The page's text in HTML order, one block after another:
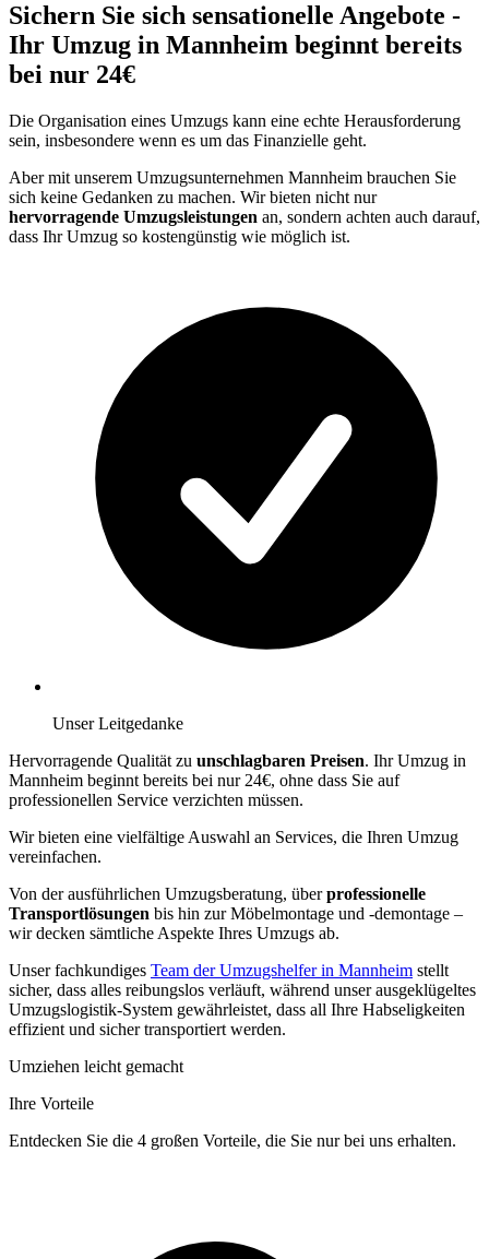
Sichern Sie sich sensationelle Angebote -
Ihr Umzug in Mannheim beginnt bereits
bei nur 24€
Die Organisation eines Umzugs kann eine echte Herausforderung
sein, insbesondere wenn es um das Finanzielle geht.
Aber mit unserem Umzugsunternehmen Mannheim brauchen Sie
sich keine Gedanken zu machen. Wir bieten nicht nur
hervorragende Umzugsleistungen an, sondern achten auch darauf,
dass Ihr Umzug so kostengünstig wie möglich ist.
Unser Leitgedanke
Hervorragende Qualität zu unschlagbaren Preisen. Ihr Umzug in
Mannheim beginnt bereits bei nur 24€, ohne dass Sie auf
professionellen Service verzichten müssen.
Wir bieten eine vielfältige Auswahl an Services, die Ihren Umzug
vereinfachen.
Von der ausführlichen Umzugsberatung, überprofessionelle
Transportlösungen bis hin zur Möbelmontage und -demontage –
wir decken sämtliche Aspekte Ihres Umzugs ab.
Unser fachkundiges Team der Umzugshelfer in Mannheim stellt
sicher, dass alles reibungslos verläuft, während unser ausgeklügeltes
Umzugslogistik-System gewährleistet, dass all Ihre Habseligkeiten
effizient und sicher transportiert werden.
Umziehen leicht gemacht
Ihre Vorteile
Entdecken Sie die 4 großen Vorteile, die Sie nur bei uns erhalten.